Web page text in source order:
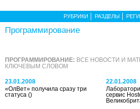
РУБРИКИ РАЗДЕЛЫ
Программирование
ПРОГРАММИРОВАНИЕ: ВСЕ НОВОСТИ И
КЛЮЧЕВЫМ СЛОВОМ
23.01.2008
«ОлВет» получила сразу три
статуса ()
22.01.2008
сервис